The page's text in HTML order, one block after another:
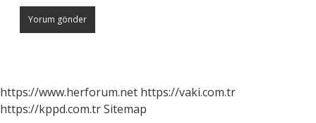
https://www.herforum.net https://vaki.com.tr
https://kppd.com.trSitemap